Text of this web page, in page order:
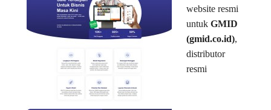
website resmi
untuk GMID
(gmid.co.id),
distributor
resmi